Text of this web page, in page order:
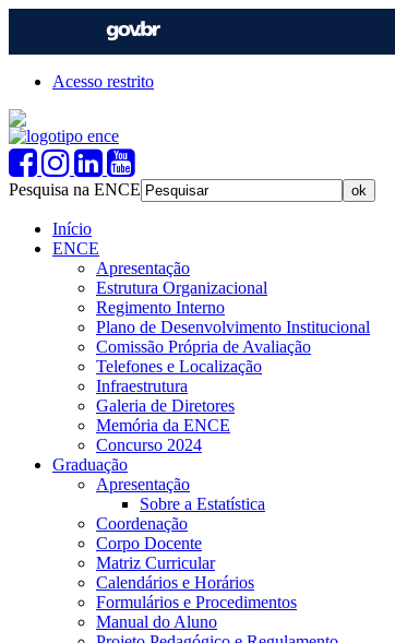
Acesso restrito
Pesquisa na ENCE
Início
ENCE
Apresentação
Estrutura Organizacional
Regimento Interno
Plano de Desenvolvimento Institucional
Comissão Própria de Avaliação
Telefones e Localização
Infraestrutura
Galeria de Diretores
Memória da ENCE
Concurso 2024
Graduação
Apresentação
Sobre a Estatística
Coordenação
Corpo Docente
Matriz Curricular
Calendários e Horários
Formulários e Procedimentos
Manual do Aluno